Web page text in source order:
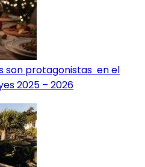
son protagonistas en el
2025 – 2026